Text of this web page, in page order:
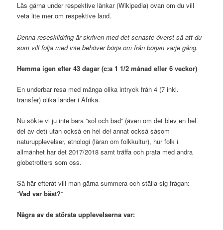
Läs gärna under respektive länkar (Wikipedia) ovan om du vill
veta lite mer om respektive land.
Denna reseskildring är skriven med det senaste överst så att du
som vill följa med inte behöver börja om från början varje gång.
Hemma igen efter 43 dagar (c:a 1 1/2 månad eller 6 veckor)
En underbar resa med många olika intryck från 4 (7 inkl.
transfer) olika länder i Afrika.
Nu sökte vi ju inte bara ”sol och bad” (även om det blev en hel
del av det) utan också en hel del annat också såsom
naturupplevelser, etnologi (läran om folkkultur), hur folk i
allmänhet har det 2017/2018 samt träffa och prata med andra
globetrotters som oss.
Så här efteråt vill man gärna summera och ställa sig frågan:
”Vad var bäst?”
Några av de största upplevelserna var: